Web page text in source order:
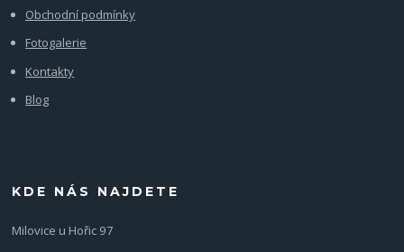
Obchodní podmínky
Fotogalerie
Kontakty
Blog
KDE NÁS NAJDETE
Milovice u Hořic 97